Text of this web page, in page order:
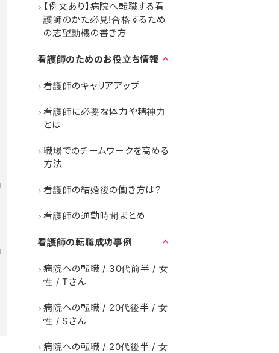
【例文あり】病院へ転職する看
護師のかた必見!合格するため
の志望動機の書き方
看護師のためのお役立ち情報
看護師のキャリアアップ
看護師に必要な体力や精神力
とは
職場でのチームワークを高める
方法
看護師の結婚後の働き方は？
看護師の通勤時間まとめ
看護師の転職成功事例
病院への転職 / 30代前半 / 女
性 / Tさん
病院への転職 / 20代後半 / 女
性 / Sさん
病院への転職 / 20代後半 / 女